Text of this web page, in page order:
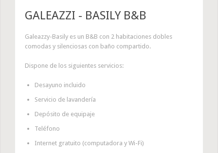
GALEAZZI - BASILY B&B
Galeazzy-Basily es un B&B con 2 habitaciones dobles
comodas y silenciosas con baño compartido.
Dispone de los siguientes servicios:
Desayuno incluido
Servicio de lavandería
Depósito de equipaje
Teléfono
Internet gratuito (computadora y Wi-Fi)